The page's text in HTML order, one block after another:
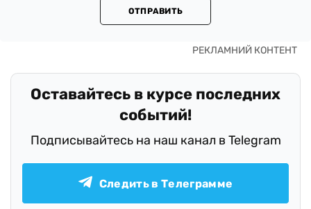
ОТПРАВИТЬ
Оставайтесь в курсе последних
событий!
Подписывайтесь на наш канал в Telegram
Следить в Телеграмме